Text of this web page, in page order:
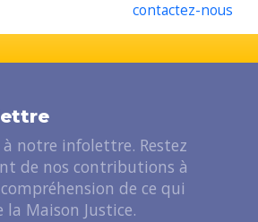
contactez-nous
notre infolettre. Restez
de nos contributions à
de ce qui
Maison Justice.